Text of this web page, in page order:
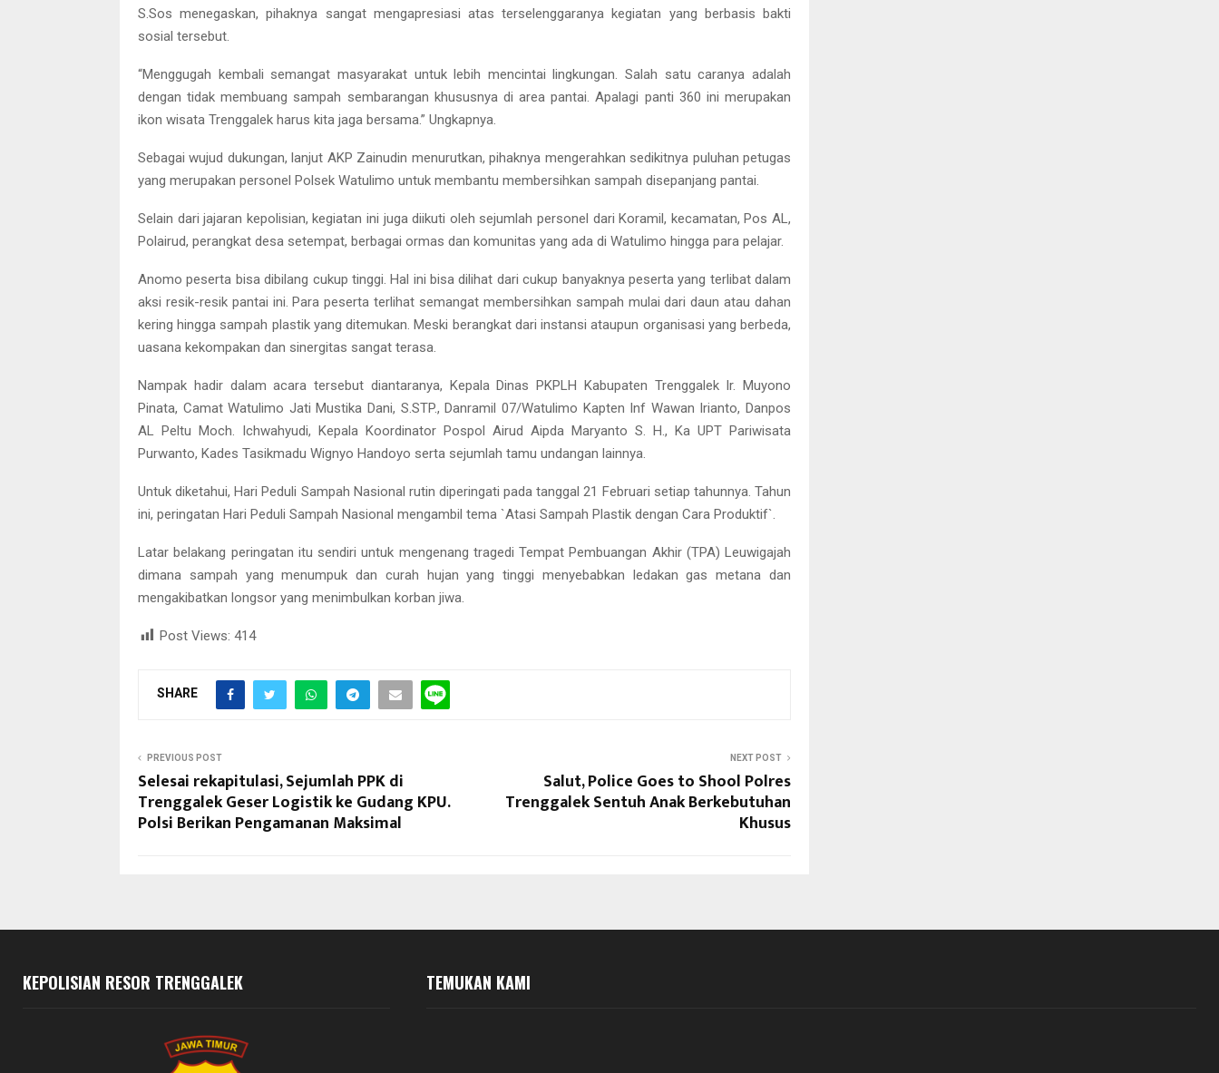
S.Sos menegaskan, pihaknya sangat mengapresiasi atas terselenggaranya kegiatan yang berbasis bakti
sosial tersebut.
“Menggugah kembali semangat masyarakat untuk lebih mencintai lingkungan. Salah satu caranya adalah
dengan tidak membuang sampah sembarangan khususnya di area pantai. Apalagi panti 360 ini merupakan
ikon wisata Trenggalek harus kita jaga bersama.” Ungkapnya.
Sebagai wujud dukungan, lanjut AKP Zainudin menurutkan, pihaknya mengerahkan sedikitnya puluhan petugas
yang merupakan personel Polsek Watulimo untuk membantu membersihkan sampah disepanjang pantai.
Selain dari jajaran kepolisian, kegiatan ini juga diikuti oleh sejumlah personel dari Koramil, kecamatan, Pos AL,
Polairud, perangkat desa setempat, berbagai ormas dan komunitas yang ada di Watulimo hingga para pelajar.
Anomo peserta bisa dibilang cukup tinggi. Hal ini bisa dilihat dari cukup banyaknya peserta yang terlibat dalam
aksi resik-resik pantai ini. Para peserta terlihat semangat membersihkan sampah mulai dari daun atau dahan
kering hingga sampah plastik yang ditemukan. Meski berangkat dari instansi ataupun organisasi yang berbeda,
uasana kekompakan dan sinergitas sangat terasa.
Nampak hadir dalam acara tersebut diantaranya, Kepala Dinas PKPLH Kabupaten Trenggalek Ir. Muyono
Pinata, Camat Watulimo Jati Mustika Dani, S.STP., Danramil 07/Watulimo Kapten Inf Wawan Irianto, Danpos
AL Peltu Moch. Ichwahyudi, Kepala Koordinator Pospol Airud Aipda Maryanto S. H., Ka UPT Pariwisata
Purwanto, Kades Tasikmadu Wignyo Handoyo serta sejumlah tamu undangan lainnya.
Untuk diketahui, Hari Peduli Sampah Nasional rutin diperingati pada tanggal 21 Februari setiap tahunnya. Tahun
ini, peringatan Hari Peduli Sampah Nasional mengambil tema `Atasi Sampah Plastik dengan Cara Produktif`.
Latar belakang peringatan itu sendiri untuk mengenang tragedi Tempat Pembuangan Akhir (TPA) Leuwigajah
dimana sampah yang menumpuk dan curah hujan yang tinggi menyebabkan ledakan gas metana dan
mengakibatkan longsor yang menimbulkan korban jiwa.
Post Views: 414
SHARE
PREVIOUS POST
Selesai rekapitulasi, Sejumlah PPK di
Trenggalek Geser Logistik ke Gudang KPU.
Polsi Berikan Pengamanan Maksimal
NEXT POST
Salut, Police Goes to Shool Polres
Trenggalek Sentuh Anak Berkebutuhan
Khusus
KEPOLISIAN RESOR TRENGGALEK TEMUKAN KAMI